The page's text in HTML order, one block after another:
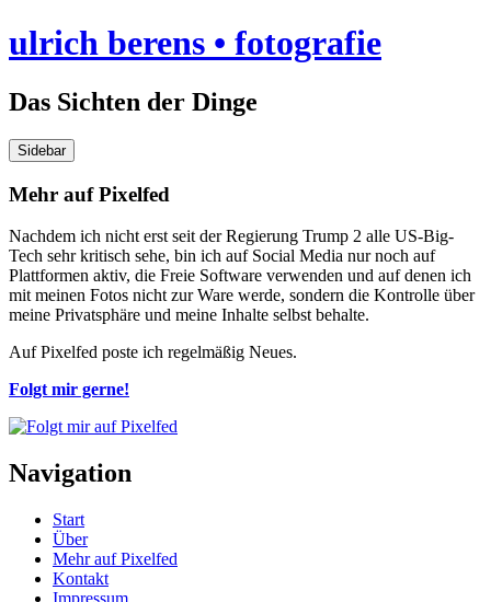
Skip
to
ulrich berens • fotografie
Das Sichten der Dinge
Sidebar
Mehr auf Pixelfed
Nachdem ich nicht erst seit der Regierung Trump 2 alle US-Big-
Tech sehr kritisch sehe, bin ich auf Social Media nur noch auf
Plattformen aktiv, die Freie Software verwenden und auf denen ich
mit meinen Fotos nicht zur Ware werde, sondern die Kontrolle über
meine Privatsphäre und meine Inhalte selbst behalte.
Auf Pixelfed poste ich regelmäßig Neues.
Folgt mir gerne!
Navigation
Start
Über
Mehr auf Pixelfed
Kontakt
Impressum